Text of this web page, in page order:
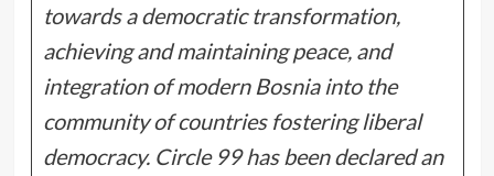
towards a democratic transformation,
achieving and maintaining peace, and
integration of modern Bosnia into the
community of countries fostering liberal
democracy. Circle 99 has been declared an